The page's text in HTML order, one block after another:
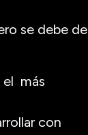
se debe de
el más
con